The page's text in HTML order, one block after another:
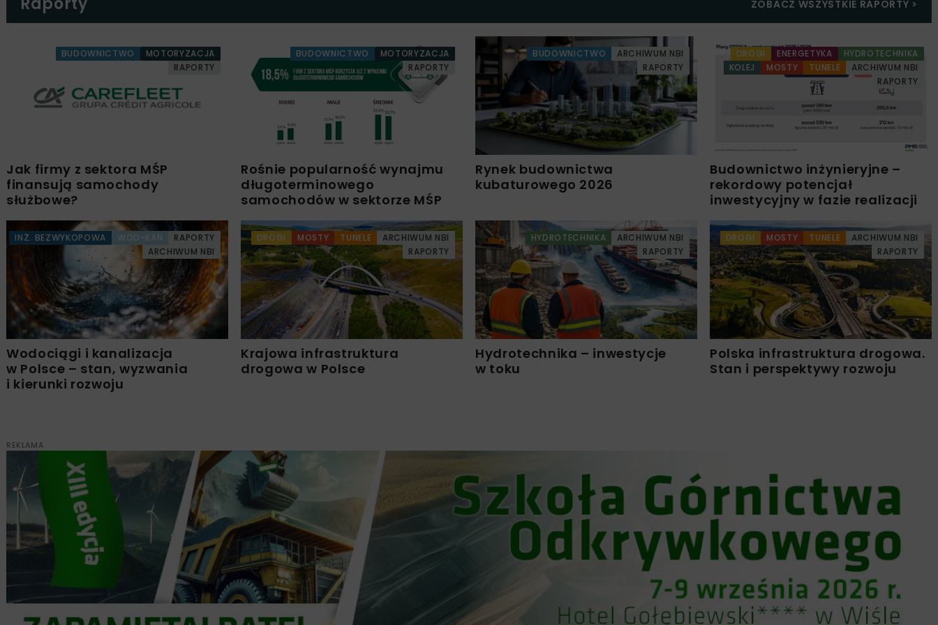
ZOBACZ WSZYSTKIE RAPORTY >
BUDOWNICTWO
MOTORYZACJA
RAPORTY
Jak firmy z sektora MŚP
finansują samochody
służbowe?
BUDOWNICTWO
MOTORYZACJA
RAPORTY
Rośnie popularność wynajmu
długoterminowego
samochodów w sektorze MŚP
BUDOWNICTWO
ARCHIWUM NBI
RAPORTY
Rynek budownictwa
kubaturowego 2026
DROGI ENERGETYKA
HYDROTECHNIKA
KOLEJ
MOSTY TUNELE
ARCHIWUM NBI
RAPORTY
Budownictwo inżynieryjne –
rekordowy potencjał
inwestycyjny w fazie realizacji
INŻ. BEZWYKOPOWA WOD-KAN
RAPORTY
ARCHIWUM NBI
Wodociągi i kanalizacja
w Polsce – stan, wyzwania
i kierunki rozwoju
DROGI MOSTY TUNELE
ARCHIWUM NBI
RAPORTY
Krajowa infrastruktura
drogowa w Polsce
HYDROTECHNIKA
ARCHIWUM NBI
RAPORTY
Hydrotechnika – inwestycje
w toku
DROGI MOSTY TUNELE
ARCHIWUM NBI
RAPORTY
Polska infrastruktura drogowa.
Stan i perspektywy rozwoju
REKLAMA